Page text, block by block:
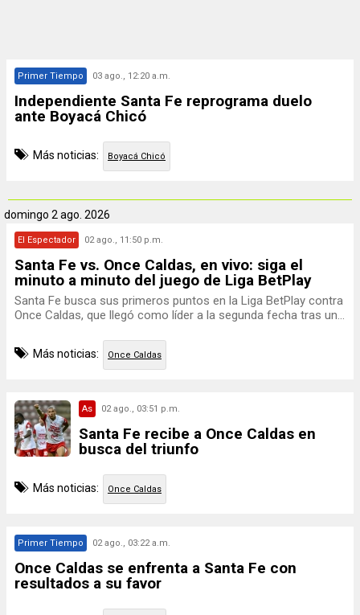
Primer Tiempo 03 ago., 12:20 a.m.
Independiente Santa Fe reprograma duelo
ante Boyacá Chicó
Más noticias: Boyacá Chicó
domingo 2 ago. 2026
El Espectador 02 ago., 11:50 p.m.
Santa Fe vs. Once Caldas, en vivo: siga el
minuto a minuto del juego de Liga BetPlay
Santa Fe busca sus primeros puntos en la Liga BetPlay contra
Once Caldas, que llegó como líder a la segunda fecha tras un...
Más noticias: Once Caldas
As 02 ago., 03:51 p.m.
Santa Fe recibe a Once Caldas en
busca del triunfo
Más noticias: Once Caldas
Primer Tiempo 02 ago., 03:22 a.m.
Once Caldas se enfrenta a Santa Fe con
resultados a su favor